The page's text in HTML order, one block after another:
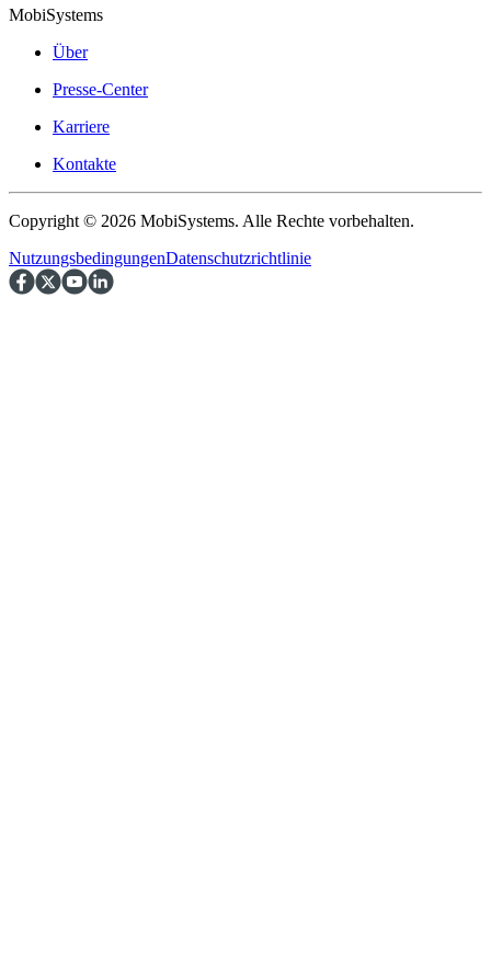
MobiSystems
Über
Presse-Center
Karriere
Kontakte
Copyright © 2026 MobiSystems. Alle Rechte vorbehalten.
NutzungsbedingungenDatenschutzrichtlinie